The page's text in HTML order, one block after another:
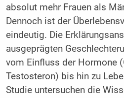
absolut mehr Frauen als
Dennoch ist der
eindeutig. Die
ausgeprägten
vom Einfluss der Hormone
Testosteron) bis hin zu
Studie untersuchen die